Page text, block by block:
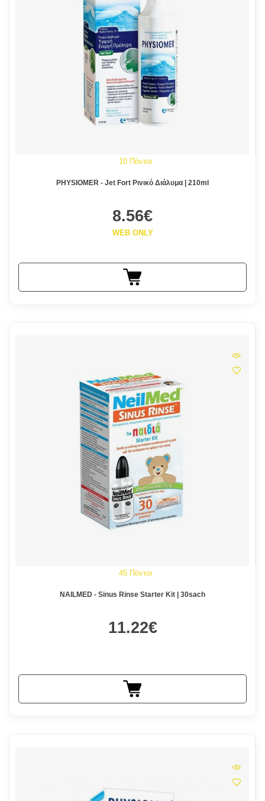
10 Πόντοι
PHYSIOMER - Jet Fort Ρινικό Διάλυμα | 210ml
8.56€
WEB ONLY
45 Πόντοι
NAILMED - Sinus Rinse Starter Kit | 30sach
11.22€